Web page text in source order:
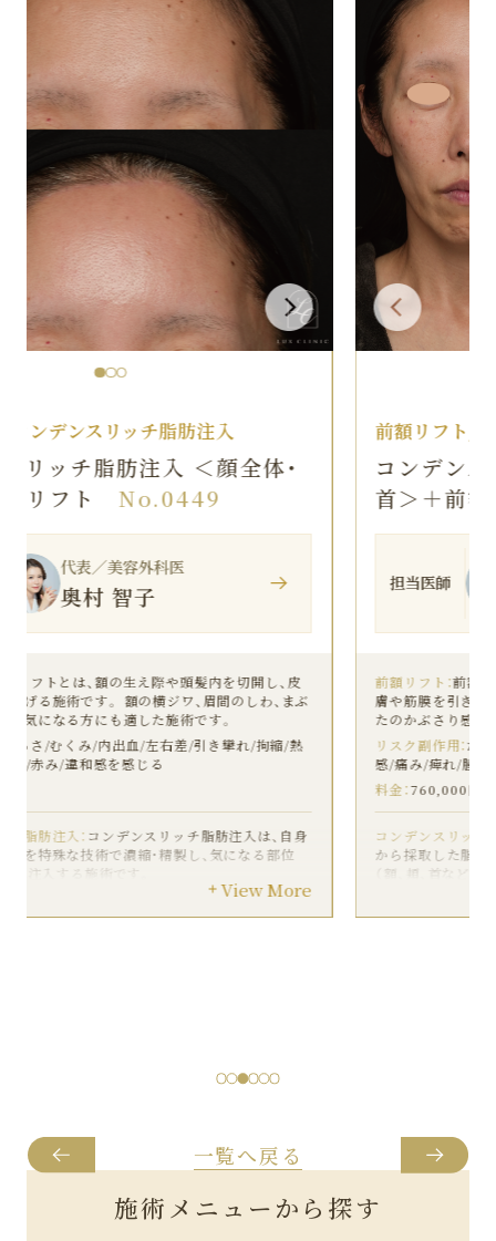
前額リフト/コンデンスリッチ脂肪注入
コンデンスリッチ脂肪注入 ＜顔全体・
首＞＋前額リフト
担当医師 奥村 智子
前額リフト：前額リフトとは、額の生え際や頭髪内を切開し、皮
膚や筋膜を引き上げる施術です。 額の横ジワ、眉間のしわ、まぶ
たのかぶさり感が気になる方にも適した施術です。
リスク副作用：だるさ/むくみ/内出血/左右差/引き攣れ/拘縮/熱
感/痛み/痺れ/腫れ/赤み/違和感を感じる
コンデンスリッチ脂肪注入：コンデンスリッチ脂肪注入は、自身
から採取した脂肪を特殊な技術で濃縮・精製し、気になる部位
（額、頬、首など）へ注入する施術です。
だるさ/むくみ/内出血/左右差/引き攣れ/拘縮/熱
感/痛み/腫れ/違和感を感じる/しこり
一覧へ戻る
施術メニューから探す